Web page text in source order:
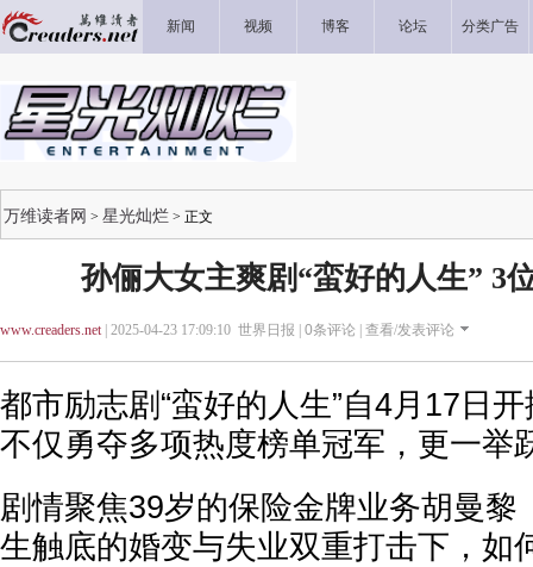
新闻 视频 博客 论坛 分类广告
万维读者网 > 星光灿烂 > 正文
孙俪大女主爽剧“蛮好的人生” 3
www.creaders.net| 2025-04-23 17:09:10 世界日报 | 0条评论 | 查看/发表评论
都市励志剧“蛮好的人生”自4月17日
不仅勇夺多项热度榜单冠军，更一举
剧情聚焦39岁的保险金牌业务胡曼黎
生触底的婚变与失业双重打击下，如